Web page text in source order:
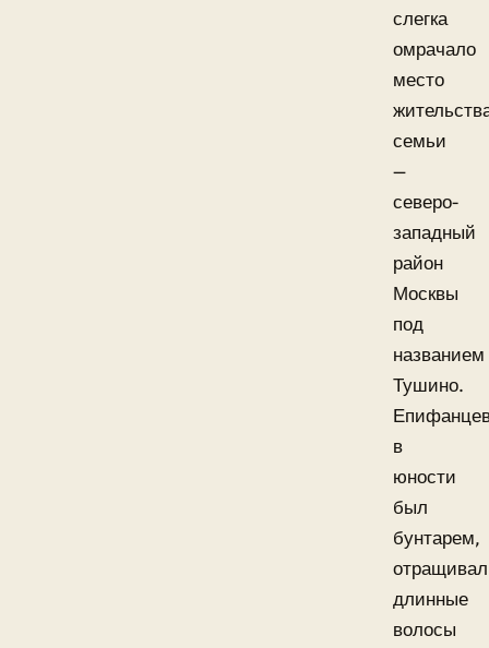
слегка
омрачало
место
семьи
—
северо-
западный
район
Москвы
под
названием
Тушино.
в
юности
был
бунтарем,
отращивал
длинные
волосы